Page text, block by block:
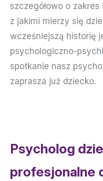
szczegółowo o
z jakimi mierzy się
wcześniejszą historię
psychologiczno-
spotkanie nasz
zaprasza już dziecko.
Psycholog
profesjonalne